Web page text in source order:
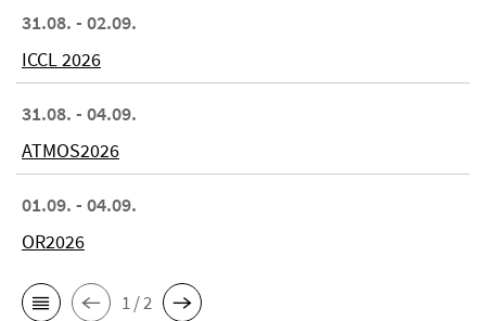
31.08. - 02.09.
ICCL 2026
31.08. - 04.09.
ATMOS2026
01.09. - 04.09.
OR2026
1 / 2